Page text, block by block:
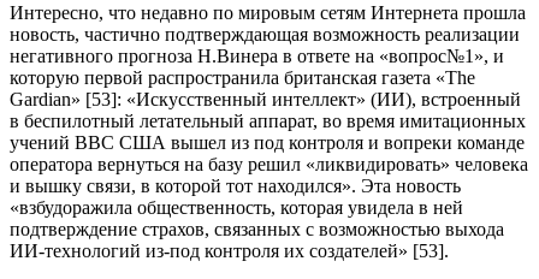
Интересно, что недавно по мировым сетям Интернета прошла
новость, частично подтверждающая возможность реализации
негативного прогноза Н.Винера в ответе на «вопрос№1», и
которую первой распространила британская газета «The
Gardian» [53]: «Искусственный интеллект» (ИИ), встроенный
в беспилотный летательный аппарат, во время имитационных
учений ВВС США вышел из под контроля и вопреки команде
оператора вернуться на базу решил «ликвидировать» человека
и вышку связи, в которой тот находился». Эта новость
«взбудоражила общественность, которая увидела в ней
подтверждение страхов, связанных с возможностью выхода
ИИ-технологий из-под контроля их создателей» [53].